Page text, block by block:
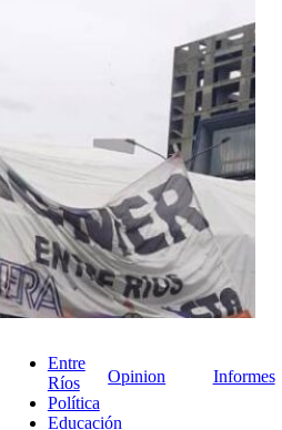
Entre
Ríos
Política
Educación
Opinion Informes